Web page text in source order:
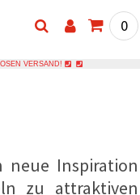
0
VERSAND!
neue Inspiration
zu attraktiven